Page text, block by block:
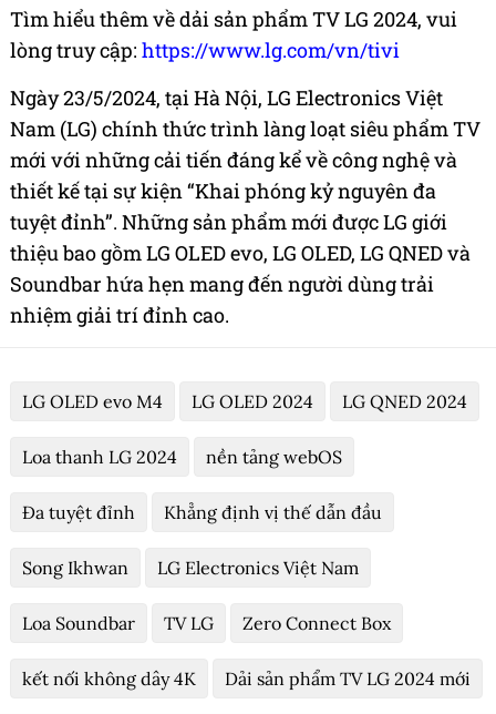
Tìm hiểu thêm về dải sản phẩm TV LG 2024, vui
lòng truy cập: https://www.lg.com/vn/tivi
Ngày 23/5/2024, tại Hà Nội, LG Electronics Việt
Nam (LG) chính thức trình làng loạt siêu phẩm TV
mới với những cải tiến đáng kể về công nghệ và
thiết kế tại sự kiện “Khai phóng kỷ nguyên đa
tuyệt đỉnh”. Những sản phẩm mới được LG giới
thiệu bao gồm LG OLED evo, LG OLED, LG QNED và
Soundbar hứa hẹn mang đến người dùng trải
nhiệm giải trí đỉnh cao.
LG OLED evo M4 LG OLED 2024 LG QNED 2024
Loa thanh LG 2024 nền tảng webOS
Đa tuyệt đỉnh Khẳng định vị thế dẫn đầu
Song Ikhwan LG Electronics Việt Nam
Loa Soundbar TV LG Zero Connect Box
kết nối không dây 4K Dải sản phẩm TV LG 2024 mới